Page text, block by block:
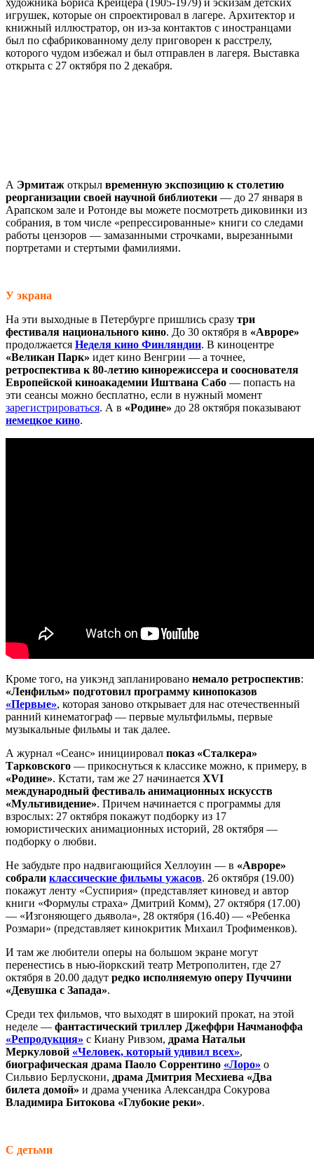
художника Бориса Крейцера (1905-1979) и эскизам детских
игрушек, которые он спроектировал в лагере. Архитектор и
книжный иллюстратор, он из-за контактов с иностранцами
был по сфабрикованному делу приговорен к расстрелу,
которого чудом избежал и был отправлен в лагеря. Выставка
открыта с 27 октября по 2 декабря.
А Эрмитаж открыл временную экспозицию к столетию
реорганизации своей научной библиотеки — до 27 января в
Арапском зале и Ротонде вы можете посмотреть диковинки из
собрания, в том числе «репрессированные» книги со следами
работы цензоров — замазанными строчками, вырезанными
портретами и стертыми фамилиями.
У экрана
На эти выходные в Петербурге пришлись сразу три
фестиваля национального кино. До 30 октября в «Авроре»
продолжается Неделя кино Финляндии. В киноцентре
«Великан Парк» идет кино Венгрии — а точнее,
ретроспектива к 80-летию кинорежиссера и сооснователя
Европейской киноакадемии Иштвана Сабо — попасть на
эти сеансы можно бесплатно, если в нужный момент
зарегистрироваться. А в «Родине» до 28 октября показывают
немецкое кино.
Кроме того, на уикэнд запланировано немало ретроспектив:
«Ленфильм» подготовил программу кинопоказов
«Первые», которая заново открывает для нас отечественный
ранний кинематограф — первые мультфильмы, первые
музыкальные фильмы и так далее.
А журнал «Сеанс» инициировал показ «Сталкера»
Тарковского — прикоснуться к классике можно, к примеру, в
«Родине». Кстати, там же 27 начинается XVI
международный фестиваль анимационных искусств
«Мультивидение». Причем начинается с программы для
взрослых: 27 октября покажут подборку из 17
юмористических анимационных историй, 28 октября —
подборку о любви.
Не забудьте про надвигающийся Хеллоуин — в «Авроре»
собрали классические фильмы ужасов. 26 октября (19.00)
покажут ленту «Суспирия» (представляет киновед и автор
книги «Формулы страха» Дмитрий Комм), 27 октября (17.00)
— «Изгоняющего дьявола», 28 октября (16.40) — «Ребенка
Розмари» (представляет кинокритик Михаил Трофименков).
И там же любители оперы на большом экране могут
перенестись в нью-йоркский театр Метрополитен, где 27
октября в 20.00 дадут редко исполняемую оперу Пуччини
«Девушка с Запада».
Среди тех фильмов, что выходят в широкий прокат, на этой
неделе — фантастический триллер Джеффри Начманоффа
«Репродукция» с Киану Ривзом, драма Натальи
Меркуловой «Человек, который удивил всех»,
биографическая драма Паоло Соррентино «Лоро» о
Сильвио Берлускони, драма Дмитрия Месхиева «Два
билета домой» и драма ученика Александра Сокурова
Владимира Битокова «Глубокие реки».
С детьми